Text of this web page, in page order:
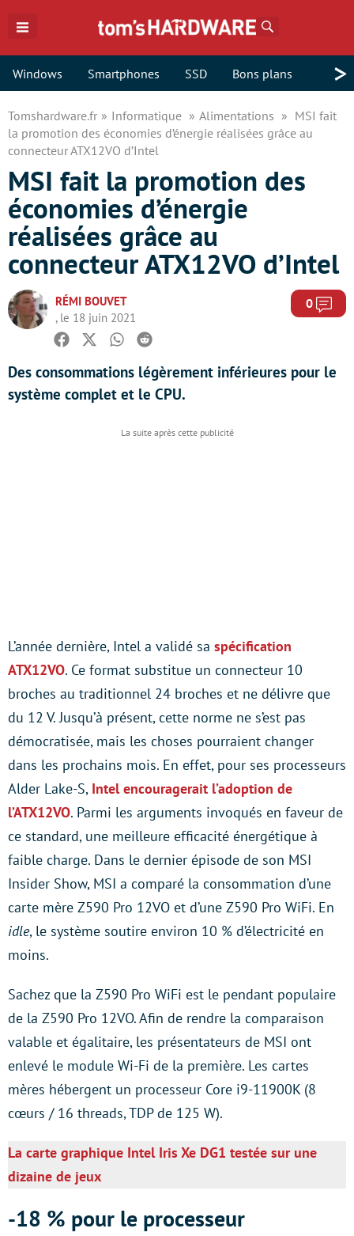
Windows Smartphones SSD Bons plans >
Tomshardware.fr Informatique Alimentations
MSI fait
la promotion des économies d’énergie réalisées grâce au
connecteur ATX12VO d’Intel
MSI fait la promotion des
économies d’énergie
réalisées grâce au
connecteur ATX12VO d’Intel
RÉMI BOUVET
, le 18 juin 2021
0
Facebook
TwitterWhatsapp
Reddit
Des consommations légèrement inférieures pour le
système complet et le CPU.
L’année dernière, Intel a validé sa spécification
ATX12VO. Ce format substitue un connecteur 10
broches au traditionnel 24 broches et ne délivre que
du 12 V. Jusqu’à présent, cette norme ne s’est pas
démocratisée, mais les choses pourraient changer
dans les prochains mois. En effet, pour ses processeurs
Alder Lake-S, Intel encouragerait l’adoption de
l’ATX12VO. Parmi les arguments invoqués en faveur de
ce standard, une meilleure efficacité énergétique à
faible charge. Dans le dernier épisode de son MSI
Insider Show, MSI a comparé la consommation d’une
carte mère Z590 Pro 12VO et d’une Z590 Pro WiFi. En
idle, le système soutire environ 10 % d’électricité en
moins.
Sachez que la Z590 Pro WiFi est le pendant populaire
de la Z590 Pro 12VO. Afin de rendre la comparaison
valable et égalitaire, les présentateurs de MSI ont
enlevé le module Wi-Fi de la première. Les cartes
mères hébergent un processeur Core i9-11900K (8
cœurs / 16 threads, TDP de 125 W).
La carte graphique Intel Iris Xe DG1 testée sur une
dizaine de jeux
-18 % pour le processeur